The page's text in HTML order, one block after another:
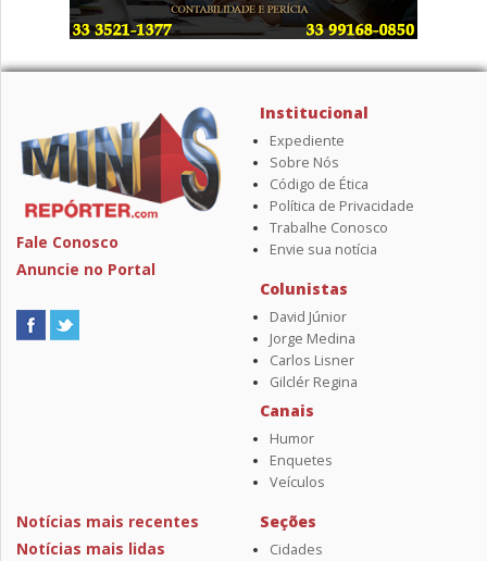
Fale Conosco
Anuncie no Portal
Institucional
Expediente
Sobre Nós
Código de Ética
Política de Privacidade
Trabalhe Conosco
Envie sua notícia
Colunistas
David Júnior
Jorge Medina
Carlos Lisner
Gilclér Regina
Canais
Humor
Enquetes
Veículos
Notícias mais recentes
Notícias mais lidas
Seções
Cidades